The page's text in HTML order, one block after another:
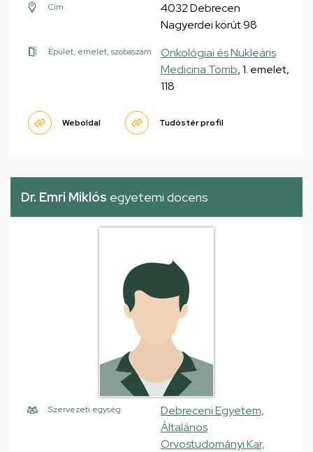
Cím
4032 Debrecen
Nagyerdei körút 98
Épület, emelet, szobaszám
Onkológiai és Nukleáris
Medicina Tömb, 1. emelet,
118
Weboldal Tudóstér profil
Dr. Emri Miklós egyetemi docens
Szervezeti egység
Debreceni Egyetem,
Általános
Orvostudományi Kar,